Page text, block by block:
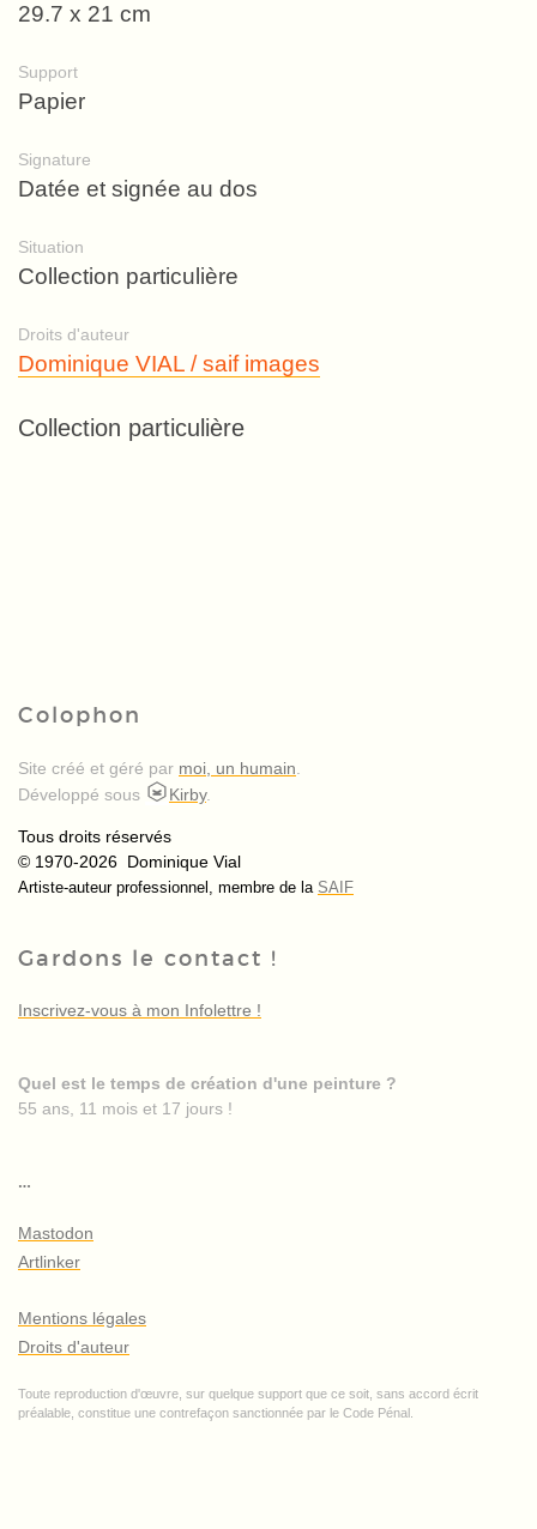
29.7 x 21 cm
Support
Papier
Signature
Datée et signée au dos
Situation
Collection particulière
Droits d'auteur
Dominique VIAL / saif images
Collection particulière
Colophon
Site créé et géré par moi, un humain
Développé sous
Kirby.
Tous droits réservés
© 1970-2026 Dominique Vial
Artiste-auteur professionnel, membre de la SAIF
Gardons le contact !
Inscrivez-vous à mon Infolettre !
Quel est le temps de création d'une peinture ?
55 ans, 11 mois et 17 jours !
…
Mastodon
Artlinker
Mentions légales
Droits d'auteur
Toute reproduction d'œuvre, sur quelque support que ce soit, sans accord écrit
préalable, constitue une contrefaçon sanctionnée par le Code Pénal.